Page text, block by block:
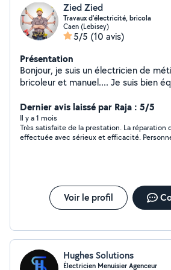
Zied Zied
Travaux d'électricité, bricola
Caen (Lebisey)
5/5 (10 avis)
Présentation
Bonjour, je suis un électricien de
bricoleur et manuel.... Je suis bien
Dernier avis laissé par Raja : 5/5
Il y a 1 mois
Très satisfaite de la prestation. La réparation
effectuée avec sérieux et efficacité.
Voir le profil
Hughes Solutions
Électricien Menuisier Agenceur